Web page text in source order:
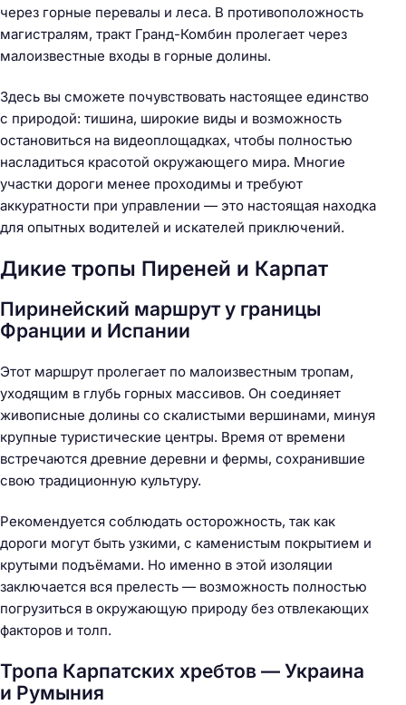
через горные перевалы и леса. В противоположность
магистралям, тракт Гранд-Комбин пролегает через
малоизвестные входы в горные долины.
Здесь вы сможете почувствовать настоящее единство
с природой: тишина, широкие виды и возможность
остановиться на видеоплощадках, чтобы полностью
насладиться красотой окружающего мира. Многие
участки дороги менее проходимы и требуют
аккуратности при управлении — это настоящая находка
для опытных водителей и искателей приключений.
Дикие тропы Пиреней и Карпат
Пиринейский маршрут у границы
Франции и Испании
Этот маршрут пролегает по малоизвестным тропам,
уходящим в глубь горных массивов. Он соединяет
живописные долины со скалистыми вершинами, минуя
крупные туристические центры. Время от времени
встречаются древние деревни и фермы, сохранившие
свою традиционную культуру.
Рекомендуется соблюдать осторожность, так как
дороги могут быть узкими, с каменистым покрытием и
крутыми подъёмами. Но именно в этой изоляции
заключается вся прелесть — возможность полностью
погрузиться в окружающую природу без отвлекающих
факторов и толп.
Тропа Карпатских хребтов — Украина
и Румыния